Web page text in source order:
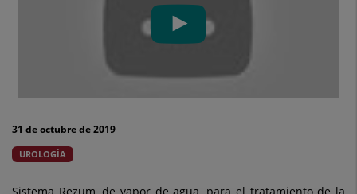
31 de octubre de 2019
UROLOGÍA
Sistema Rezum, de vapor de agua, para el tratamiento de la